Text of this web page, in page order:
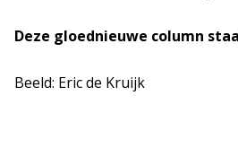
Deze gloednieuwe column
Beeld: Eric de Kruijk